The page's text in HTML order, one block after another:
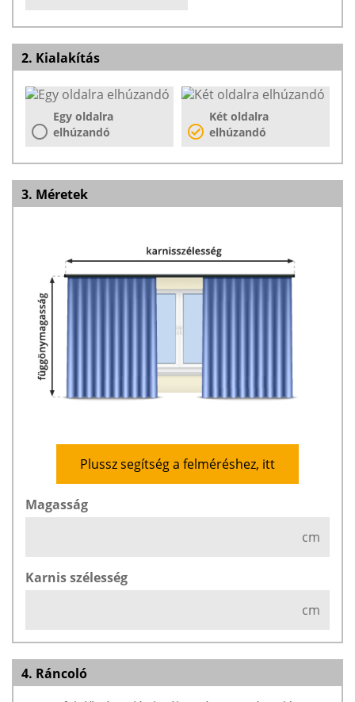
2. Kialakítás
Egy oldalra
elhúzandó
Két oldalra
elhúzandó
3. Méretek
Plussz segítség a felméréshez, itt
Magasság
cm
Karnis szélesség
cm
4. Ráncoló